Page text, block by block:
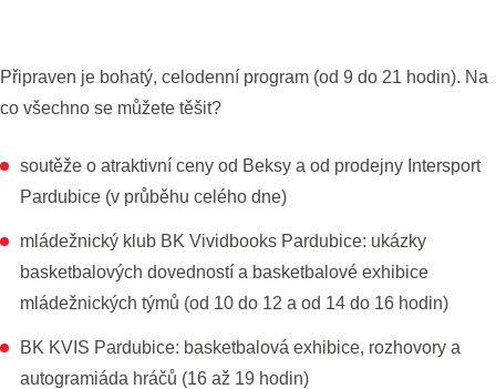
Připraven je bohatý, celodenní program (od 9 do 21 hodin). Na
co všechno se můžete těšit?
soutěže o atraktivní ceny od Beksy a od prodejny Intersport
Pardubice (v průběhu celého dne)
mládežnický klub BK Vividbooks Pardubice: ukázky
basketbalových dovedností a basketbalové exhibice
mládežnických týmů (od 10 do 12 a od 14 do 16 hodin)
BK KVIS Pardubice: basketbalová exhibice, rozhovory a
autogramiáda hráčů (16 až 19 hodin)